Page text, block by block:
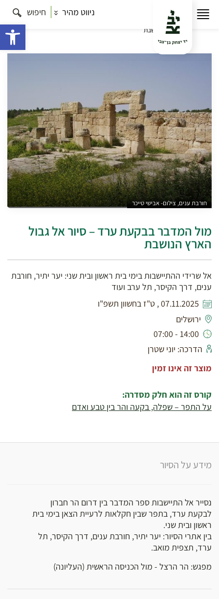
ניווט מהיר חיפוש
על התפר – שפלה, בקעה והר בין
מול המדבר בבקעת ערד – סיור אל גבול הארץ
הנושבת
חורבת ענים, צילום- אבישי טייכר
מול המדבר בבקעת ערד – סיור אל גבול
הארץ הנושבת
אל שרידי ההתיישבות בימי בית ראשון ובית שני: יער יתיר, חורבת
ענים, דרך הקיסר, תל ערב ועוד
07.11.2025 , ט"ז בחשוון תשפ"ו
ירושלים
14:00 - 07:00
הדרכה: יוני שטרן
מוצר זה אינו זמין
קורס זה הוא חלק מסדרה:
על התפר – שפלה, בקעה והר בין טבע ואדם
מידע על הסיור
נסייר אל התיישבות ספר המדבר בין דרום הר חברון
לבקעת ערד, בתפר שבין חקלאות לרעיית הצאן בימי בית
ראשון ובית שני.
בין אתרי הסיור: יער יתיר, חורבת ענים, דרך הקיסר, תל
ערד, תצפית מואב.
מפגש: הר הרצל - מול הכניסה הראשית (העליונה)